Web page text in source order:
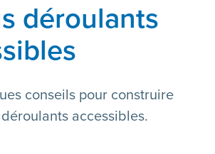
déroulants
conseils pour construire
accessibles.